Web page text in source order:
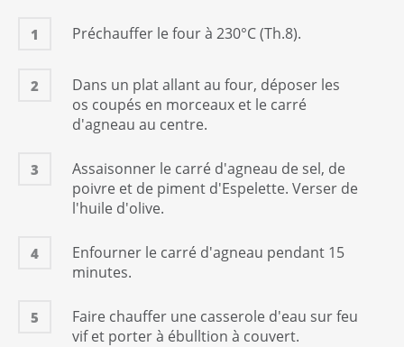
1 Préchauffer le four à 230°C (Th.8).
2
Dans un plat allant au four, déposer les
os coupés en morceaux et le carré
d'agneau au centre.
3
Assaisonner le carré d'agneau de sel, de
poivre et de piment d'Espelette. Verser de
l'huile d'olive.
4
Enfourner le carré d'agneau pendant 15
minutes.
5
Faire chauffer une casserole d'eau sur feu
vif et porter à ébulltion à couvert.